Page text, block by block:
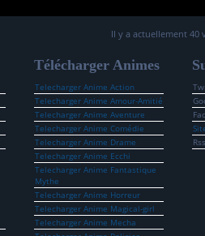
Il y a actuellement 40
Télécharger Animes
Telecharger Anime Action
Telecharger Anime Amour-Amitié
Telecharger Anime Aventure
Telecharger Anime Comédie
Telecharger Anime Drame
Telecharger Anime Ecchi
Telecharger Anime Fantastique
Mythe
Telecharger Anime Horreur
Telecharger Anime Magical-girl
Telecharger Anime Mecha
Rss